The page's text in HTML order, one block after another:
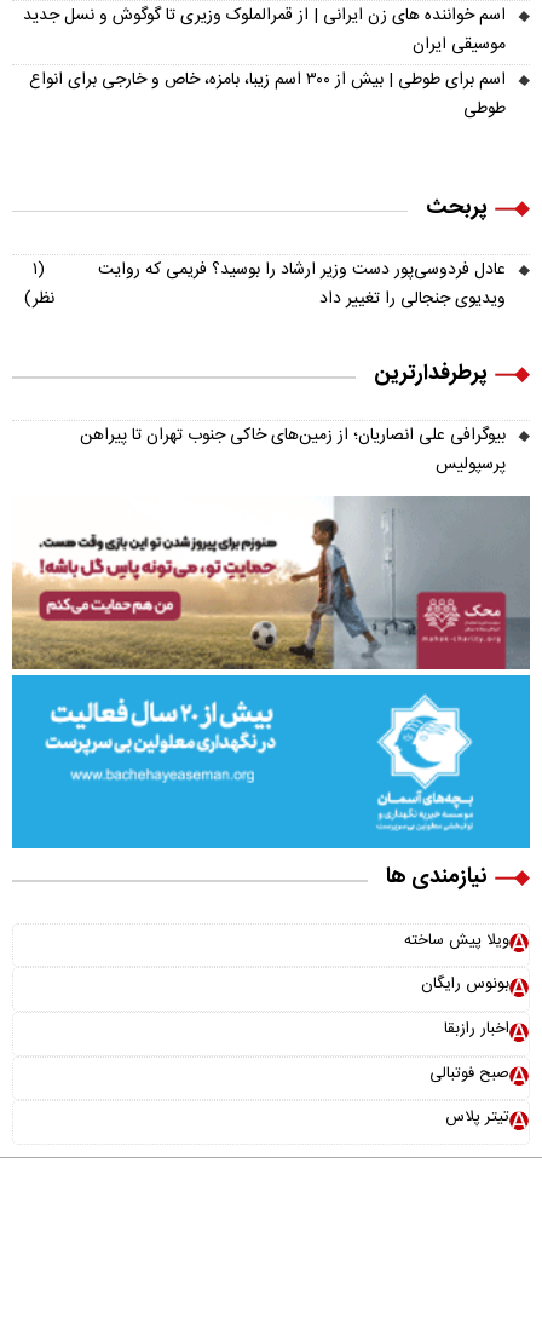
اسم خواننده های زن ایرانی | از قمرالملوک وزیری تا گوگوش و نسل جدید
موسیقی ایران
اسم برای طوطی | بیش از ۳۰۰ اسم زیبا، بامزه، خاص و خارجی برای انواع
طوطی
پربحث
عادل فردوسی‌پور دست وزیر ارشاد را بوسید؟ فریمی که روایت
ویدیوی جنجالی را تغییر داد
(۱
نظر)
پرطرفدارترین
بیوگرافی علی انصاریان؛ از زمین‌های خاکی جنوب تهران تا پیراهن
پرسپولیس
نیازمندی ها
ویلا پیش ساخته
بونوس رایگان
اخبار رازبقا
صبح فوتبالی
تیتر پلاس